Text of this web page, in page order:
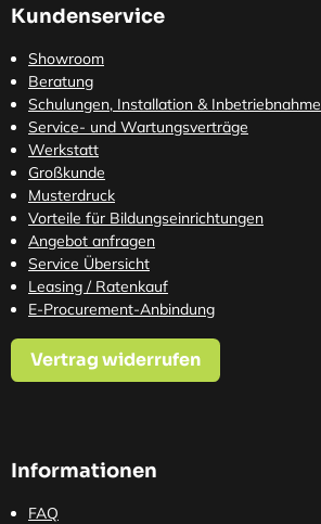
Kundenservice
Showroom
Beratung
Schulungen, Installation & Inbetriebnahme
Service- und Wartungsverträge
Werkstatt
Großkunde
Musterdruck
Vorteile für Bildungseinrichtungen
Angebot anfragen
Service Übersicht
Leasing / Ratenkauf
E-Procurement-Anbindung
Vertrag widerrufen
Informationen
FAQ